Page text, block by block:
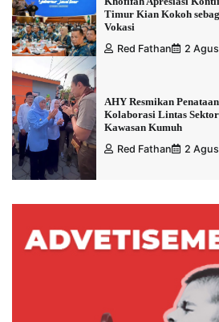
Timur Kian Kokoh
Vokasi
Red Fathan
2
AHY Resmikan
Kolaborasi Lintas Sektor
Kawasan Kumuh
Red Fathan
2